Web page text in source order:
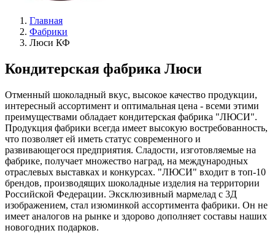
Главная
Фабрики
Люси КФ
Кондитерская фабрика Люси
Отменный шоколадный вкус, высокое качество продукции,
интересный ассортимент и оптимальная цена - всеми этими
преимуществами обладает кондитерская фабрика "ЛЮСИ".
Продукция фабрики всегда имеет высокую востребованность,
что позволяет ей иметь статус современного и
развивающегося предприятия. Сладости, изготовляемые на
фабрике, получает множество наград, на международных
отраслевых выставках и конкурсах. "ЛЮСИ" входит в топ-10
брендов, производящих шоколадные изделия на территории
Российской Федерации. Эксклюзивный мармелад с 3Д
изображением, стал изюминкой ассортимента фабрики. Он не
имеет аналогов на рынке и здорово дополняет составы наших
новогодних подарков.